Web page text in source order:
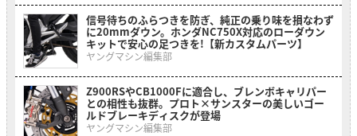
信号待ちのふらつきを防ぎ、純正の乗り味を損なわず
に20mmダウン。ホンダNC750X対応のローダウン
キットで安心の足つきを!【新カスタムパーツ】
ヤングマシン編集部
Z900RSやCB1000Fに適合し、ブレンボキャリパー
との相性も抜群。プロト×サンスターの美しいゴー
ルドブレーキディスクが登場
ヤングマシン編集部